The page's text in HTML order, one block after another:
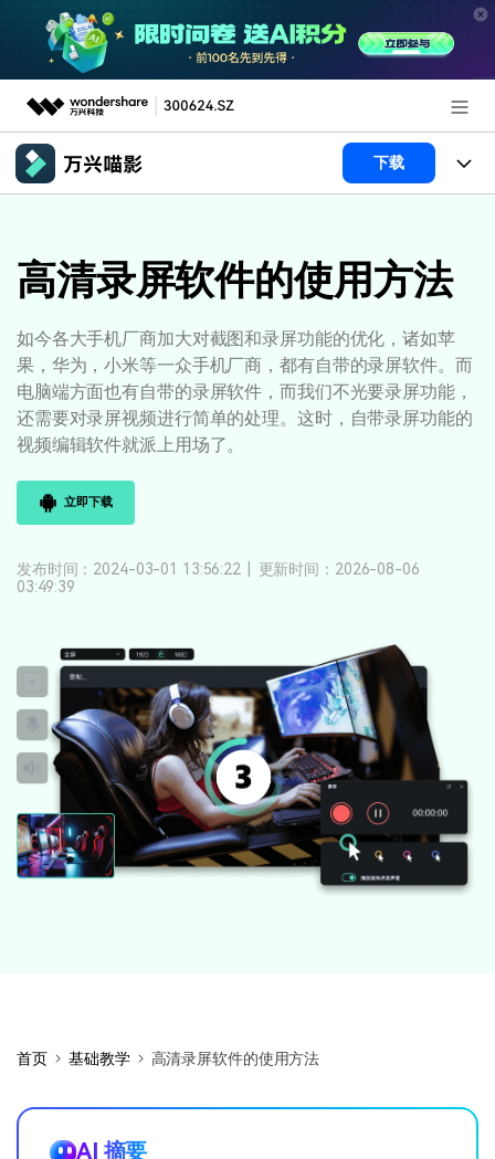
推荐产品
新闻中心
加入我们
帮助中心
客服热线：
下载
产品系统
AI功能
AI 文本转视频 NEW
AI 图生视频 NEW
AI 绘画
AI 视频续写
文本
解决方案
政企服务
专业创作人群
品牌合作故事
使用教程
文章资讯
其他
帮助中心
产品支持
高清录屏软件的使用方法
如今各大手机厂商加大对截图和录屏功能的优化，诸如苹
果，华为，小米等一众手机厂商，都有自带的录屏软件。而
电脑端方面也有自带的录屏软件，而我们不光要录屏功能，
还需要对录屏视频进行简单的处理。这时，自带录屏功能的
视频编辑软件就派上用场了。
立即下载
发布时间：2024-03-01 13:56:22
更新时间：2026-08-06
03:49:39
首页 基础教学 高清录屏软件的使用方法
AI 摘要